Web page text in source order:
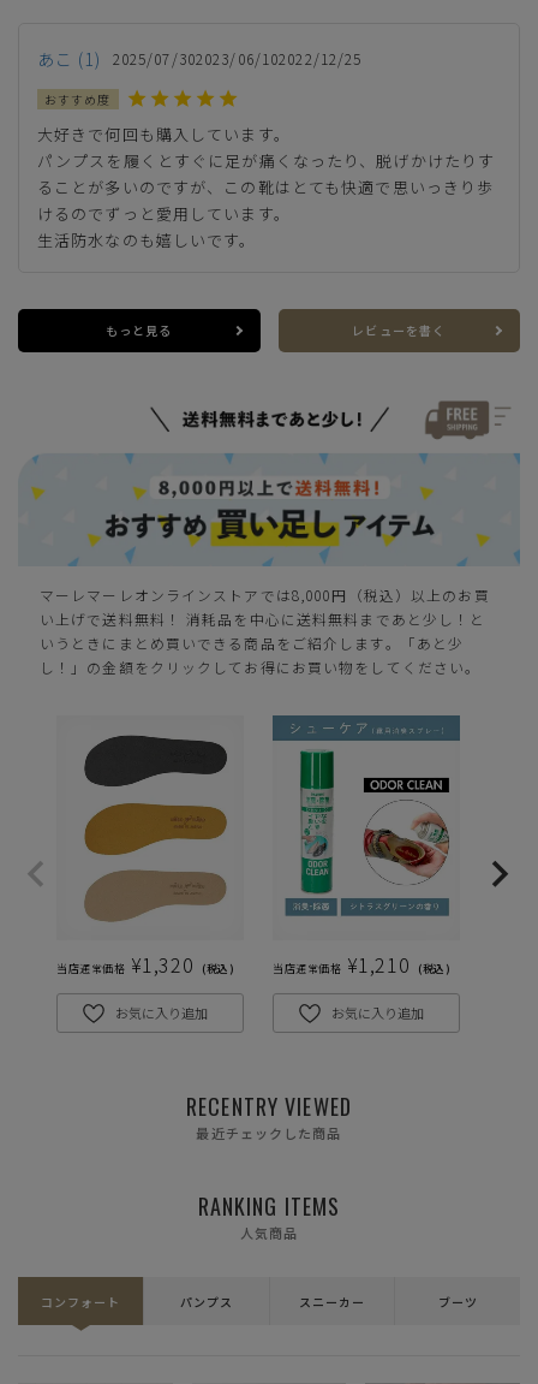
S(23.0cm)
M(23.5cm) カートに入れる
L(24.0cm)
残りわずか
あこ 1 2025/07/302023/06/102022/12/25
大好きで何回も購入しています。
パンプスを履くとすぐに足が痛くなったり、脱げかけたりす
ることが多いのですが、この靴はとても快適で思いっきり歩
けるのでずっと愛用しています。
生活防水なのも嬉しいです。
もっと見る レビューを書く
マーレマーレオンラインストアでは8,000円（税込）以上のお買
い上げで送料無料！ 消耗品を中心に送料無料まであと少し！と
いうときにまとめ買いできる商品をご紹介します。「あと少
し！」の金額をクリックしてお得にお買い物をしてください。
当店通常価格 ¥1,320 税込
お気に入り追加
当店通常価格 ¥1,210 税込
お気に入り追加
RECENTRY VIEWED
最近チェックした商品
RANKING ITEMS
人気商品
コンフォート パンプス スニーカー ブーツ